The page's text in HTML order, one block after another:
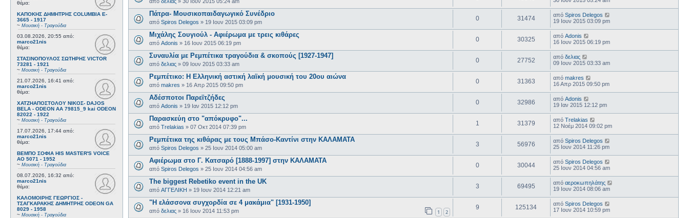
θέμα:
ΚΑΠΟΚΗΣ ΔΗΜΗΤΡΗΣ COLUMBIA E-
3665 - 1917
~ Μουσική - Τραγούδια
03.08.2026, 20:55 από:
marco21nis
θέμα:
ΣΤΑΣΙΝΟΠΟΥΛΟΣ ΣΩΤΗΡΗΣ VICTOR
73281 - 1921
~ Μουσική - Τραγούδια
21.07.2026, 16:41 από:
marco21nis
θέμα:
ΧΑΤΖΗΑΠΟΣΤΟΛΟΥ ΝΙΚΟΣ- DAJOS
BELA - ODEON AA 79815_9 kai ODEON
82022 - 1922
~ Μουσική - Τραγούδια
17.07.2026, 17:44 από:
marco21nis
θέμα:
ΒΕΜΠΟ ΣΟΦΙΑ HIS MASTER'S VOICE
AO 5071 - 1952
~ Μουσική - Τραγούδια
08.07.2026, 16:32 από:
marco21nis
θέμα:
ΚΑΛΟΜΟΙΡΗΣ ΓΕΩΡΓΙΟΣ -
ΤΣΑΓΚΑΡΑΚΗΣ ΔΗΜΗΤΡΗΣ ODEON GA
8029 - 1958
~ Μουσική - Τραγούδια
Πάτρα- Μουσικοπαιδαγωγικό Συνέδριο
από Spiros Delegos » 19 Ιουν 2015 03:09 pm
0 31474 από Spiros Delegos
19 Ιουν 2015 03:09 pm
Μιχάλης Σουγιούλ - Αφιέρωμα με τρεις κιθάρες
από Adonis » 16 Ιουν 2015 06:19 pm
0 30325 από Adonis
16 Ιουν 2015 06:19 pm
Συναυλία με Ρεμπέτικα τραγούδια & σκοπούς [1927-1947]
από δελιας » 09 Ιουν 2015 03:33 am
0 27752 από δελιας
09 Ιουν 2015 03:33 am
Ρεμπέτικο: Η Ελληνική αστική λαϊκή μουσική του 20ου αιώνα
από makres » 16 Απρ 2015 09:50 pm
0 31363 από makres
16 Απρ 2015 09:50 pm
Αδέσποτοι Παρεϊτζήδες
από Adonis » 19 Ιαν 2015 12:12 pm
0 32986 από Adonis
19 Ιαν 2015 12:12 pm
Παρασκεύη στο "απόκρυφο"...
από Trelakias » 07 Οκτ 2014 07:39 pm
1 31379 από Trelakias
12 Νοέμ 2014 09:02 pm
Ρεμπέτικα της κιθάρας με τους Μπάσο-Καντίνι στην ΚΑΛΑΜΑΤΑ
από Spiros Delegos » 25 Ιουν 2014 05:00 am
3 56976 από Spiros Delegos
25 Ιουν 2014 11:26 pm
Αφιέρωμα στο Γ. Κατσαρό [1888-1997] στην ΚΑΛΑΜΑΤΑ
από Spiros Delegos » 25 Ιουν 2014 04:56 am
0 30044 από Spiros Delegos
25 Ιουν 2014 04:56 am
The biggest Rebetiko event in the UK
από ΑΓΓΕΛΙΚΗ » 19 Ιουν 2014 12:21 am
3 69495 από αεροκωπηλάτης
19 Ιουν 2014 08:06 am
"Η ελάσσονα συγχορδία σε 4 μακάμια" [1931-1950]
από δελιας » 16 Ιουν 2014 11:53 pm 1 2
9 125134 από Spiros Delegos
17 Ιουν 2014 10:59 pm